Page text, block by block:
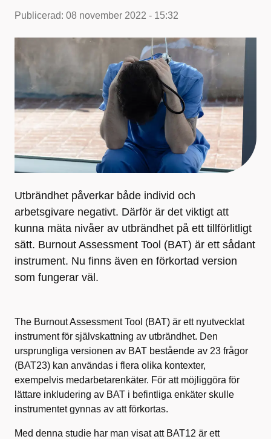
Publicerad: 08 november 2022 - 15:32
Utbrändhet påverkar både individ och
arbetsgivare negativt. Därför är det viktigt att
kunna mäta nivåer av utbrändhet på ett tillförlitligt
sätt. Burnout Assessment Tool (BAT) är ett sådant
instrument. Nu finns även en förkortad version
som fungerar väl.
The Burnout Assessment Tool (BAT) är ett nyutvecklat
instrument för självskattning av utbrändhet. Den
ursprungliga versionen av BAT bestående av 23 frågor
(BAT23) kan användas i flera olika kontexter,
exempelvis medarbetarenkäter. För att möjliggöra för
lättare inkludering av BAT i befintliga enkäter skulle
instrumentet gynnas av att förkortas.
Med denna studie har man visat att BAT12 är ett